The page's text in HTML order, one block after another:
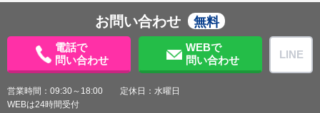
お問い合わせ 無料
電話で
問い合わせ
WEBで
問い合わせ
LINE
営業時間：09:30～18:00 定休日：水曜日
WEBは24時間受付